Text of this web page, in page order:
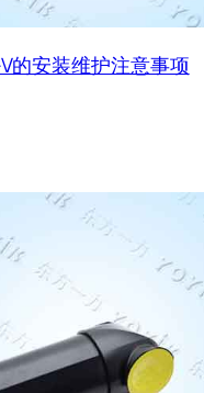
的安装维护注意事项